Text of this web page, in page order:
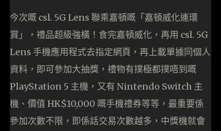
今次嘅 csl. 5G Lens 聯乘嘉頓嘅「嘉頓威化連環
賞」，禮品超級強橫！食完嘉頓威化，再用 csl. 5G
Lens 手機應用程式去指定網頁，再上載單據同個人
資料，即可參加大抽獎，禮物有撲極都撲唔到嘅
PlayStation 5 主機，又有 Nintendo Switch 主
機、價值 HK$10,000 嘅手機禮券等等，最重要係
參加次數不限，即係話交易次數越多，中獎機就會